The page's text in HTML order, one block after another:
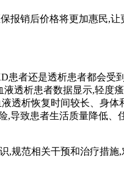
销后价格将更加惠民,让
者还是透析患者都会受
透析患者数据显示,轻度
透析恢复时间较长、身
导致患者生活质量降低、
范相关干预和治疗措施,